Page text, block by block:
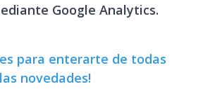
Google Analytics.
para enterarte de todas
las novedades!